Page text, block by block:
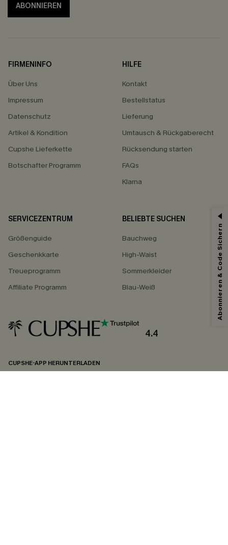
ABONNIEREN
FIRMENINFO
Über Uns
Impressum
Datenschutz
Artikel & Kondition
Cupshe Lieferkette
Botschafter Programm
HILFE
Kontakt
Bestellstatus
Lieferung
Umtausch & Rückgaberecht
Rücksendung starten
FAQs
Klarna
SERVICEZENTRUM
Größenguide
Geschenkkarte
Treueprogramm
Affiliate Programm
BELIEBTE SUCHEN
Bauchweg
High-Waist
Sommerkleider
Blau-Weiß
4.4
CUPSHE-APP HERUNTERLADEN
Abonnieren & Code Sichern